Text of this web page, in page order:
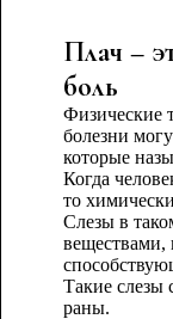
Плач –
боль
Физические
болезни
которые
Когда
то
Слезы в
Такие слезы
раны.